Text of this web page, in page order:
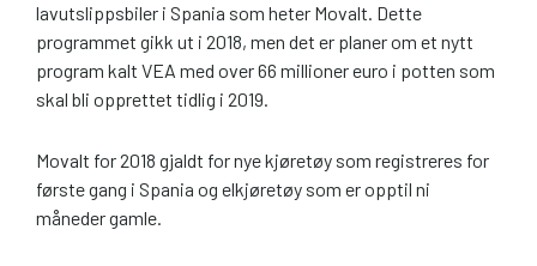
lavutslippsbiler i Spania som heter Movalt. Dette
programmet gikk ut i 2018, men det er planer om et nytt
program kalt VEA med over 66 millioner euro i potten som
skal bli opprettet tidlig i 2019.
Movalt for 2018 gjaldt for nye kjøretøy som registreres for
første gang i Spania og elkjøretøy som er opptil ni
måneder gamle.